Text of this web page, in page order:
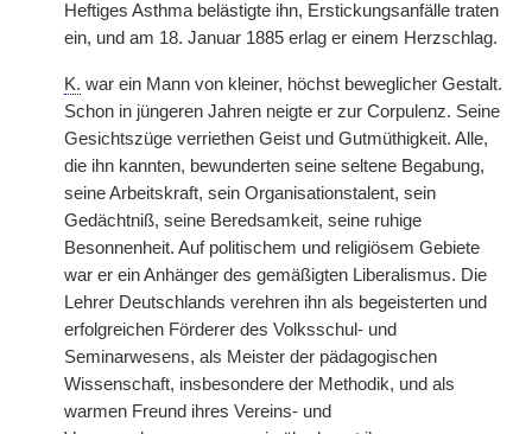
Heftiges Asthma belästigte ihn, Erstickungsanfälle traten
ein, und am 18. Januar 1885 erlag er einem Herzschlag.
K. war ein Mann von kleiner, höchst beweglicher Gestalt.
Schon in jüngeren Jahren neigte er zur Corpulenz. Seine
Gesichtszüge verriethen Geist und Gutmüthigkeit. Alle,
die ihn kannten, bewunderten seine seltene Begabung,
seine Arbeitskraft, sein Organisationstalent, sein
Gedächtniß, seine Beredsamkeit, seine ruhige
Besonnenheit. Auf politischem und religiösem Gebiete
war er ein Anhänger des gemäßigten Liberalismus. Die
Lehrer Deutschlands verehren ihn als begeisterten und
erfolgreichen Förderer des Volksschul- und
Seminarwesens, als Meister der pädagogischen
Wissenschaft, insbesondere der Methodik, und als
warmen Freund ihres Vereins- und